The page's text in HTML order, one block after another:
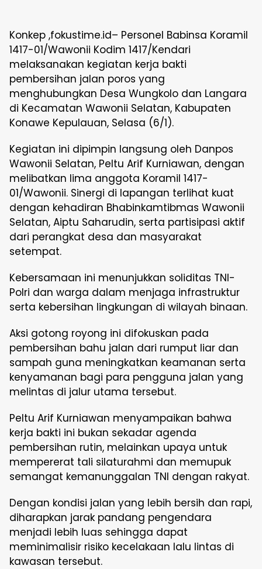
Konkep ,fokustime.id– Personel Babinsa Koramil
1417-01/Wawonii Kodim 1417/Kendari
melaksanakan kegiatan kerja bakti
pembersihan jalan poros yang
menghubungkan Desa Wungkolo dan Langara
di Kecamatan Wawonii Selatan, Kabupaten
Konawe Kepulauan, Selasa (6/1).
Kegiatan ini dipimpin langsung oleh Danpos
Wawonii Selatan, Peltu Arif Kurniawan, dengan
melibatkan lima anggota Koramil 1417-
01/Wawonii. Sinergi di lapangan terlihat kuat
dengan kehadiran Bhabinkamtibmas Wawonii
Selatan, Aiptu Saharudin, serta partisipasi aktif
dari perangkat desa dan masyarakat
setempat.
Kebersamaan ini menunjukkan soliditas TNI-
Polri dan warga dalam menjaga infrastruktur
serta kebersihan lingkungan di wilayah binaan.
Aksi gotong royong ini difokuskan pada
pembersihan bahu jalan dari rumput liar dan
sampah guna meningkatkan keamanan serta
kenyamanan bagi para pengguna jalan yang
melintas di jalur utama tersebut.
Peltu Arif Kurniawan menyampaikan bahwa
kerja bakti ini bukan sekadar agenda
pembersihan rutin, melainkan upaya untuk
mempererat tali silaturahmi dan memupuk
semangat kemanunggalan TNI dengan rakyat.
Dengan kondisi jalan yang lebih bersih dan rapi,
diharapkan jarak pandang pengendara
menjadi lebih luas sehingga dapat
meminimalisir risiko kecelakaan lalu lintas di
kawasan tersebut.